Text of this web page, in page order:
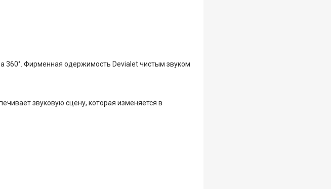
360°. Фирменная одержимость Devialet чистым звуком
звуковую сцену, которая изменяется в